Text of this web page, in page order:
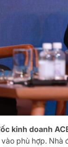
kinh doanh
phù hợp.